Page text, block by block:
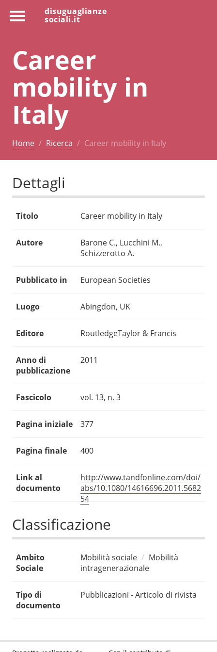
disuguaglianze
sociali.it
Career
mobility in
Italy
Home Ricerca Career mobility in Italy
Dettagli
Titolo Career mobility in Italy
Autore
Barone C., Lucchini M.,
Schizzerotto A.
Pubblicato in European Societies
Luogo Abingdon, UK
Editore RoutledgeTaylor & Francis
Anno di
pubblicazione
2011
Fascicolo vol. 13, n. 3
Pagina iniziale 377
Pagina finale 400
Link al
documento
http://www.tandfonline.com/doi/
abs/10.1080/14616696.2011.5682
54
Classificazione
Ambito
Sociale
Mobilità sociale
Mobilità
intragenerazionale
Tipo di
documento
Pubblicazioni - Articolo di rivista